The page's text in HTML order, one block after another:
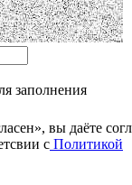
заполнения
вы даёте
с Политикой